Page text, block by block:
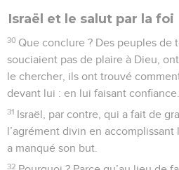
Israël et le salut par la foi
30 Que conclure ? Des peuples de
souciaient pas de plaire à Dieu,
le chercher, ils ont trouvé
devant lui : en lui faisant confiance.
31 Israël, par contre, qui a fait de
l’agrément divin en accomplissant
a manqué son but.
32